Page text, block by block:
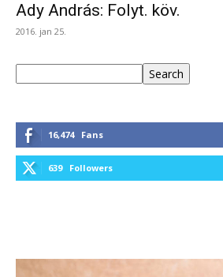
Ady András: Folyt. köv.
2016. jan 25.
Search
16,474 Fans
639 Followers